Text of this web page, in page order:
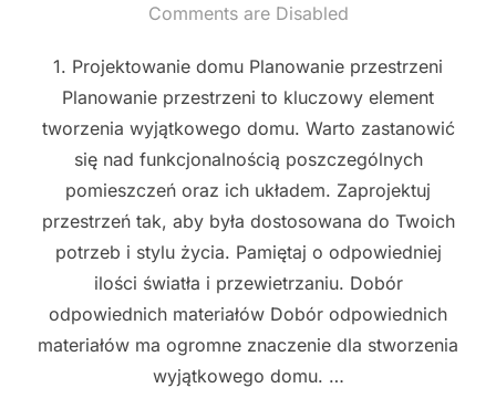
on
Comments are Disabled
1. Projektowanie domu Planowanie przestrzeni
Planowanie przestrzeni to kluczowy element
tworzenia wyjątkowego domu. Warto zastanowić
się nad funkcjonalnością poszczególnych
pomieszczeń oraz ich układem. Zaprojektuj
przestrzeń tak, aby była dostosowana do Twoich
potrzeb i stylu życia. Pamiętaj o odpowiedniej
ilości światła i przewietrzaniu. Dobór
odpowiednich materiałów Dobór odpowiednich
materiałów ma ogromne znaczenie dla stworzenia
wyjątkowego domu. …